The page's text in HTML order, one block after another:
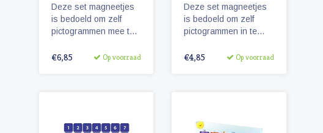
Deze set magneetjes
is bedoeld om zelf
pictogrammen mee te
hebben dezelfde
€6,85 Op voorraad
Deze set magneetjes
is bedoeld om zelf
pictogrammen in te
magneetjes de
hebben, creëer je
€4,85 Op voorraad